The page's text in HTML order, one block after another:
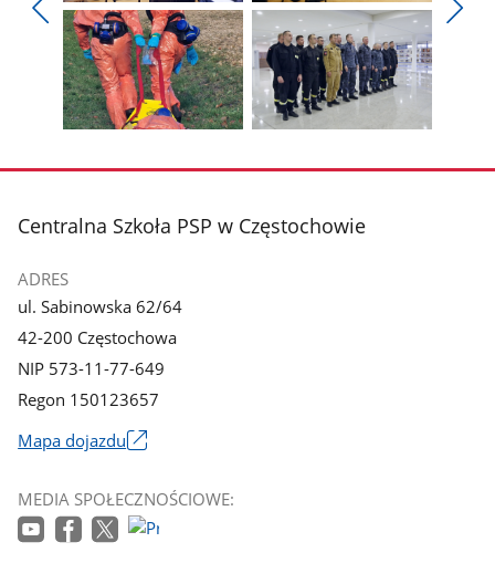
Pokaż
poprzednie
zdjęcia
Pokaż
zdjęcie
1
z
galerii.
Pokaż
zdjęcie
2
galerii.
zdjęcie
galerii.
zdjęcie
galerii.
stopka
Centralna Szkoła PSP w Częstochowie
ADRES
ul. Sabinowska 62/64
42-200 Częstochowa
NIP 573-11-77-649
Regon 150123657
Mapa dojazdu
się
w
MEDIA SPOŁECZNOŚCIOWE: